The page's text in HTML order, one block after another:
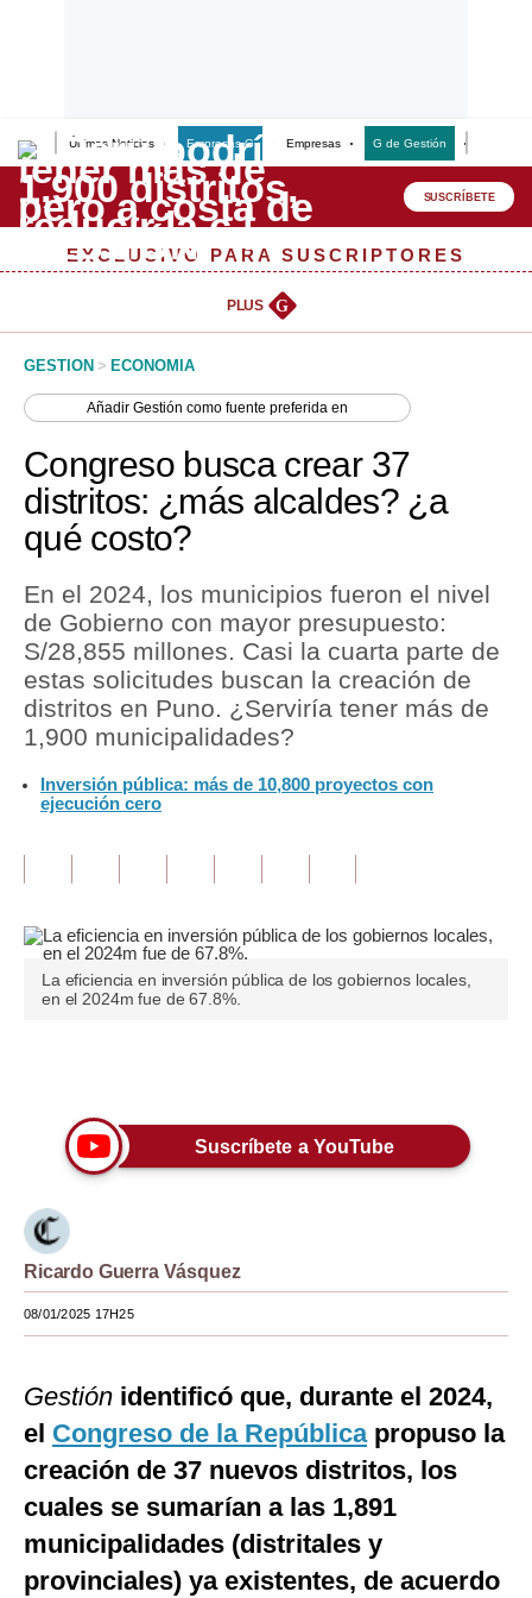
Últimas Noticias Empresas G Empresas G de Gestión
Lo último
Peru Quiosco
Management & Empleo
Perú
Política
Finanzas Personales
Inmobiliarias
Plus G
Editorial
Tendencias
Lujo
Estilos
EEUU
México
España
Internacional
Tecnología
Club del Suscriptor
G de Gestión
SUSCRÍBETE
EXCLUSIVO PARA SUSCRIPTORES
PLUS G
GESTION > ECONOMIA
AñadirGestión como fuente preferida en
Congreso busca crear 37
distritos: ¿más alcaldes? ¿a
qué costo?
En el 2024, los municipios fueron el nivel
de Gobierno con mayor presupuesto:
S/28,855 millones. Casi la cuarta parte de
estas solicitudes buscan la creación de
distritos en Puno. ¿Serviría tener más de
1,900 municipalidades?
Inversión pública: más de 10,800 proyectos con
ejecución cero
La eficiencia en inversión pública de los gobiernos locales,
en el 2024m fue de 67.8%.
Suscríbete a YouTube
Ricardo Guerra Vásquez
08/01/2025 17H25
Gestión identificó que, durante el 2024,
el Congreso de la Repúblicapropuso la
creación de 37 nuevos distritos, los
cuales se sumarían a las 1,891
municipalidades (distritales y
provinciales) ya existentes, de acuerdo